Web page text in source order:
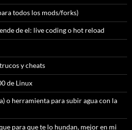
todos los mods/forks)
de el: live coding o hot reload
y cheats
de Linux
o herramienta para subir agua con la
para que te lo hundan, mejor en mi